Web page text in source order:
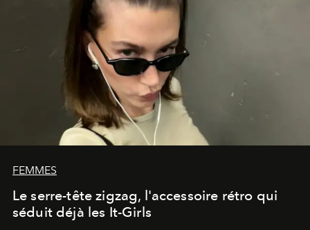
FEMMES
Le serre-tête zigzag, l'accessoire rétro qui
séduit déjà les It-Girls